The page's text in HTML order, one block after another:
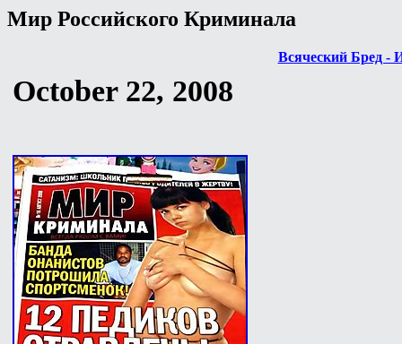
Мир Российского Криминала
Всяческий Бред -
October 22, 2008